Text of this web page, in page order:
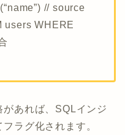
// source
users WHERE
あれば、SQLインジ
ラグ化されます。